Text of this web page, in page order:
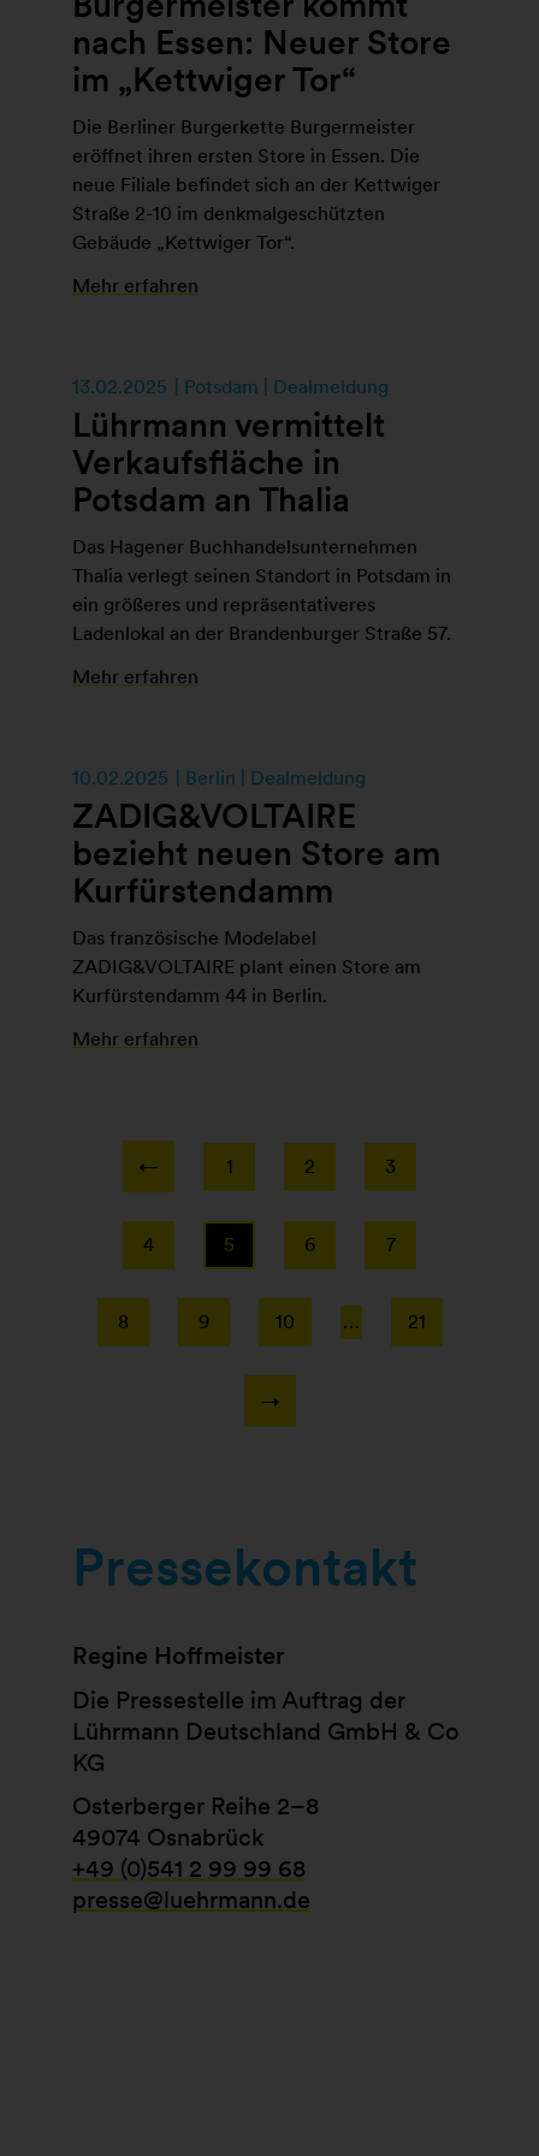
nach Essen: Neuer Store
im „Kettwiger Tor“
Die Berliner Burgerkette Burgermeister
eröffnet ihren ersten Store in Essen. Die
neue Filiale befindet sich an der Kettwiger
Straße 2-10 im denkmalgeschützten
Gebäude „Kettwiger Tor“.
Mehr erfahren
13.02.2025 Potsdam | Dealmeldung
Lührmann vermittelt
Verkaufsfläche in
Potsdam an Thalia
Das Hagener Buchhandelsunternehmen
Thalia verlegt seinen Standort in Potsdam in
ein größeres und repräsentativeres
Ladenlokal an der Brandenburger Straße 57.
Mehr erfahren
10.02.2025 Berlin | Dealmeldung
ZADIG&VOLTAIRE
bezieht neuen Store am
Kurfürstendamm
Das französische Modelabel
ZADIG&VOLTAIRE plant einen Store am
Kurfürstendamm 44 in Berlin.
Mehr erfahren
1 2 3
4 5 6 7
8 9 10 … 21
Pressekontakt
Regine Hoffmeister
Die Pressestelle im Auftrag der
Lührmann Deutschland GmbH & Co
KG
Osterberger Reihe 2–8
49074 Osnabrück
+49 (0)541 2 99 99 68
presse@luehrmann.de